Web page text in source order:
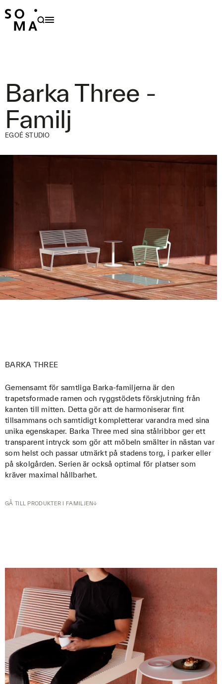
PRODUKTER
FAMILJER
FORMGIVARE
NYHETER
PROJEKT
OUTDOOR CARE
KONTAKT
Barka Three -
Familj
EGOÉ STUDIO
BARKA THREE
Gemensamt för samtliga Barka-familjerna är den
trapetsformade ramen och ryggstödets förskjutning från
kanten till mitten. Detta gör att de harmoniserar fint
tillsammans och samtidigt kompletterar varandra med sina
unika egenskaper. Barka Three med sina stålribbor ger ett
transparent intryck som gör att möbeln smälter in nästan var
som helst och passar utmärkt på stadens torg, i parker eller
på skolgården. Serien är också optimal för platser som
kräver maximal hållbarhet.
GÅ TILL PRODUKTER I FAMILJEN